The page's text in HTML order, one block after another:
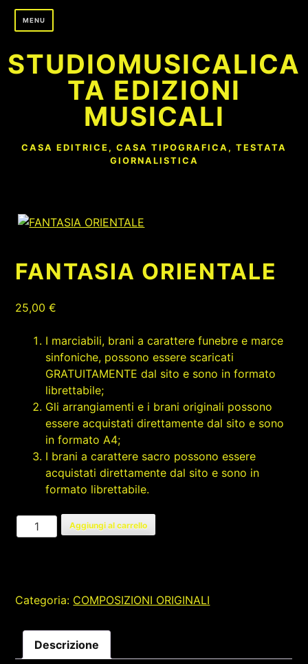
Skip
MENU
STUDIOMUSICALICA
TA EDIZIONI
MUSICALI
CASA EDITRICE, CASA TIPOGRAFICA, TESTATA
GIORNALISTICA
FANTASIA ORIENTALE
25,00€
I marciabili, brani a carattere funebre e marce
sinfoniche, possono essere scaricati
GRATUITAMENTE dal sito e sono in formato
librettabile;
Gli arrangiamenti e i brani originali possono
essere acquistati direttamente dal sito e sono
in formato A4;
I brani a carattere sacro possono essere
acquistati direttamente dal sito e sono in
formato librettabile.
FANTASIA
ORIENTALE
Aggiungi al carrello
Categoria: COMPOSIZIONI ORIGINALI
Descrizione